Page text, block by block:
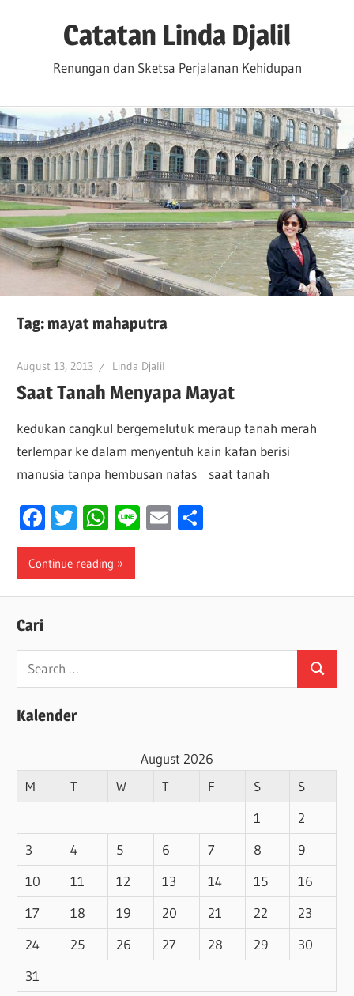
Catatan Linda Djalil
Renungan dan Sketsa Perjalanan Kehidupan
Tag:mayat mahaputra
August 13, 2013 Linda Djalil
Saat Tanah Menyapa Mayat
kedukan cangkul bergemelutuk meraup tanah merah
terlempar ke dalam menyentuh kain kafan berisi
manusia tanpa hembusan nafas saat tanah
Facebook
Twitter
WhatsApp
LineEmail
Continue reading
Cari
Search
for:
Search
Kalender
August 2026
M
T W T F S
S
1
2
3
4 5 6 7 8
9
10
11 12 13 14 15
16
17
18 19 20 21 22
23
24
25 26 27 28 29
30
31